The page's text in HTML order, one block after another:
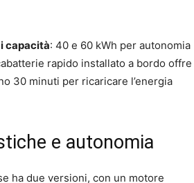
capacità: 40 e 60 kWh per autonomia
rapido installato a bordo offre
30 minuti per ricaricare l’energia
e autonomia
ha due versioni, con un motore